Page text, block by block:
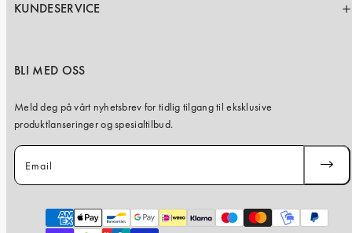
KUNDESERVICE
BLI MED OSS
Meld deg på vårt nyhetsbrev for tidlig tilgang til eksklusive
produktlanseringer og spesialtilbud.
Email
Payment
methods